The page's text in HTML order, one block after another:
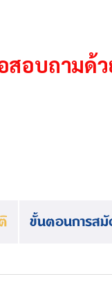
อบถามด้
ขั้นตอนการส